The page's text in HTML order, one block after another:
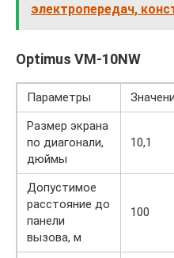
электропередач,
Optimus VM-10NW
Параметры
Размер экрана
по диагонали,
дюймы
10,1
Допустимое
расстояние до
панели
вызова, м
100